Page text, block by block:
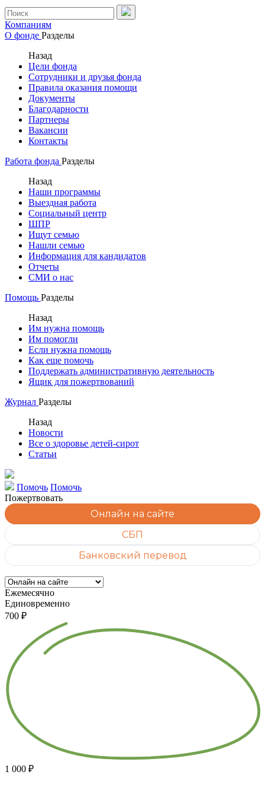
Компаниям
О фонде Разделы
Назад
Цели фонда
Сотрудники и друзья фонда
Правила оказания помощи
Документы
Благодарности
Партнеры
Вакансии
Контакты
Работа фонда Разделы
Назад
Наши программы
Выездная работа
Социальный центр
ШПР
Ищут семью
Нашли семью
Информация для кандидатов
Отчеты
СМИ о нас
Помощь Разделы
Назад
Им нужна помощь
Им помогли
Если нужна помощь
Как еще помочь
Поддержать административную деятельность
Ящик для пожертвований
Журнал Разделы
Назад
Новости
Все о здоровье детей-сирот
Статьи
Помочь Помочь
Пожертвовать
Онлайн на сайте
СБП
Банковский перевод
Ежемесячно
Единовременно
700 ₽
1 000 ₽